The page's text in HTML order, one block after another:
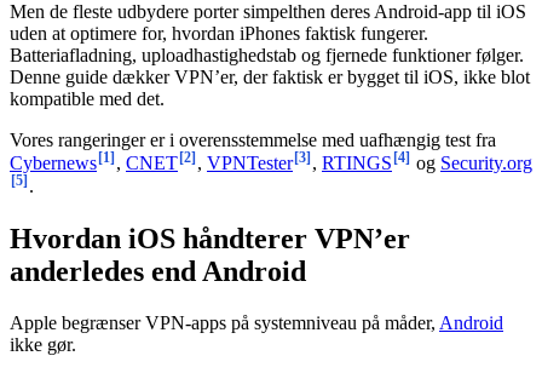
Men de fleste udbydere porter simpelthen deres Android-app til iOS
uden at optimere for, hvordan iPhones faktisk fungerer.
Batteriafladning, uploadhastighedstab og fjernede funktioner følger.
Denne guide dækker VPN’er, der faktisk er bygget til iOS, ikke blot
kompatible med det.
Vores rangeringer er i overensstemmelse med uafhængig test fra
Cybernews [1] , CNET [2] , VPNTester [3] , RTINGS [4] og Security.org
[5] .
Hvordan iOS håndterer VPN’er
anderledes end Android
Apple begrænser VPN-apps på systemniveau på måder, Android
ikke gør.